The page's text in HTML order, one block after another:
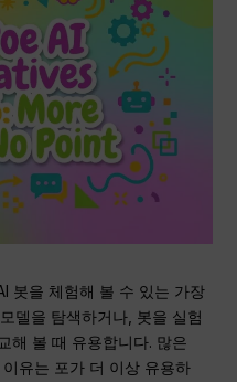
봇을 체험해 볼 수 있는 가장
델을 탐색하거나, 봇을 실험
해 볼 때 유용합니다. 많은
유는 포가 더 이상 유용하